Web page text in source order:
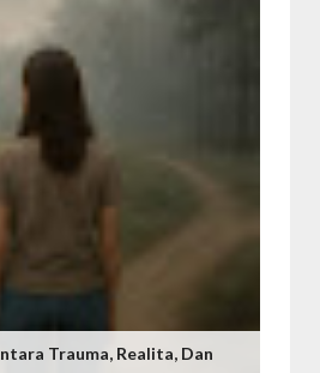
Trauma, Realita, Dan